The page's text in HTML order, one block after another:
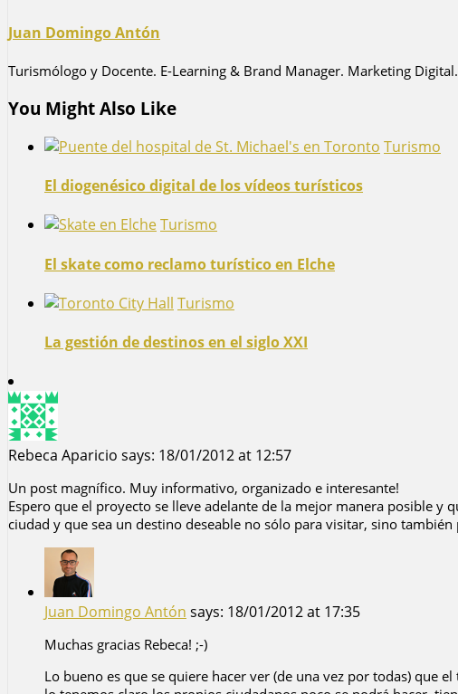
Juan Domingo Antón
Turismólogo y Docente. E-Learning & Brand Manager. Marketing
You Might Also Like
Turismo
El diogenésico digital de los vídeos turísticos
Turismo
El skate como reclamo turístico en Elche
Turismo
La gestión de destinos en el siglo XXI
Rebeca Aparicio says: 18/01/2012 at 12:57
Un post magnífico. Muy informativo, organizado e interesante!
Espero que el proyecto se lleve adelante de la mejor manera posible
ciudad y que sea un destino deseable no sólo para visitar, sino también
Juan Domingo Antón says: 18/01/2012 at 17:35
Muchas gracias Rebeca! ;-)
Lo bueno es que se quiere hacer ver (de una vez por todas) que